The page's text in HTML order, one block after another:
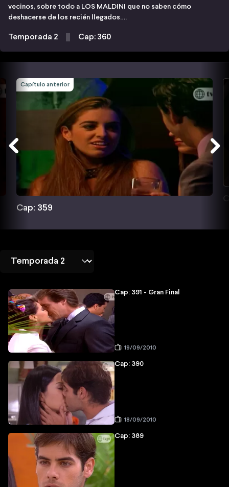
vecinos, sobre todo a LOS MALDINI que no saben cómo
deshacerse de los recién llegados….
Temporada 2 Cap: 360
Capítulo anterior
Cap: 359
Cap: 391 - Gran Final
19/09/2010
Cap: 390
18/09/2010
Cap: 389